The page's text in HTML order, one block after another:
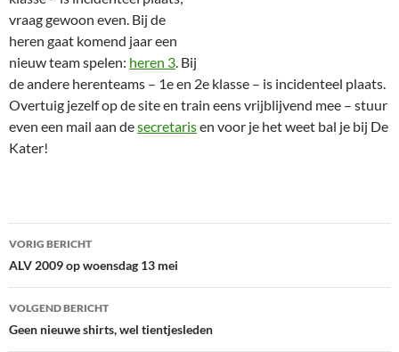
vraag gewoon even. Bij de
heren gaat komend jaar een
nieuw team spelen: heren 3. Bij
de andere herenteams – 1e en 2e klasse – is incidenteel plaats.
Overtuig jezelf op de site en train eens vrijblijvend mee – stuur
even een mail aan desecretarisen voor je het weet bal je bij De
Kater!
Bericht
navigatie
VORIG BERICHT
ALV 2009 op woensdag 13 mei
VOLGEND BERICHT
Geen nieuwe shirts, wel tientjesleden